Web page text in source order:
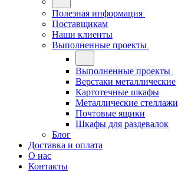
Полезная информация
Поставщикам
Наши клиенты
Выполненные проекты
Выполненные проекты
Верстаки металлические
Картотечные шкафы
Металлические стеллажи
Почтовые ящики
Шкафы для раздевалок
Блог
Доставка и оплата
О нас
Контакты